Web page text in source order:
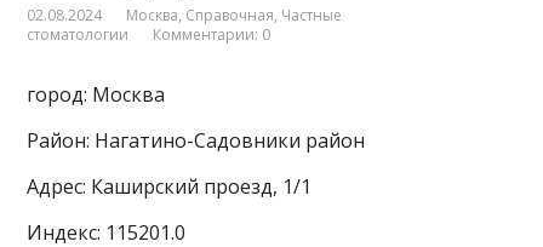
02.08.2024 Москва, Справочная, Частные
стоматологии
Комментарии: 0
город: Москва
Район: Нагатино-Садовники район
Адрес: Каширский проезд, 1/1
Индекс: 115201.0